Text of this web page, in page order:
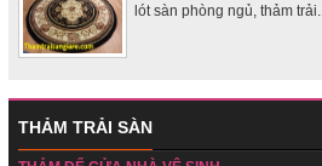
lót sàn phòng ngủ, thảm trải...
THẢM TRẢI SÀN